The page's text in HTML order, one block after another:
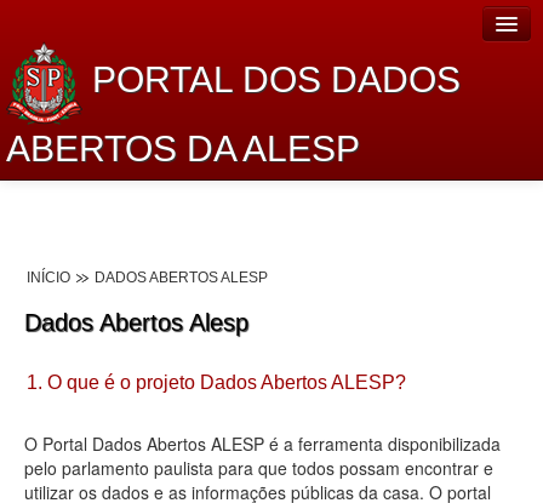
PORTAL DOS DADOS
ABERTOS DA ALESP
Lei de Acesso à Informação
Dados Governamentais Abertos
Planejamento
Catálogo de dados
INÍCIO DADOS ABERTOS ALESP
Dados Abertos Alesp
1. O que é o projeto Dados Abertos ALESP?
O Portal Dados Abertos ALESP é a ferramenta disponibilizada
pelo parlamento paulista para que todos possam encontrar e
utilizar os dados e as informações públicas da casa. O portal